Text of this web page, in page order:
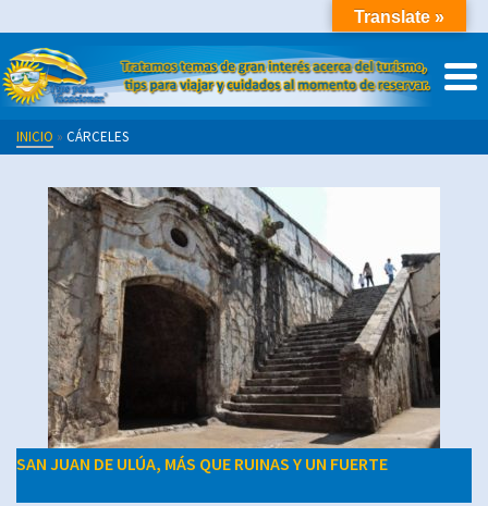
INICIO » CÁRCELES
SAN JUAN DE ULÚA, MÁS QUE RUINAS Y UN FUERTE
Translate »